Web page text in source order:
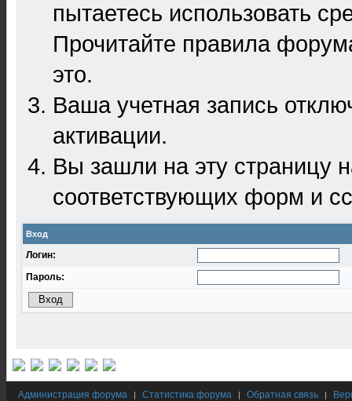
пытаетесь использовать
Прочитайте правила
это.
Ваша учетная запись
активации.
Вы зашли на эту
соответствующих форм и
Вход
Логин:
Пароль:
Администрация форума | Статистика форума | Обратная связь |